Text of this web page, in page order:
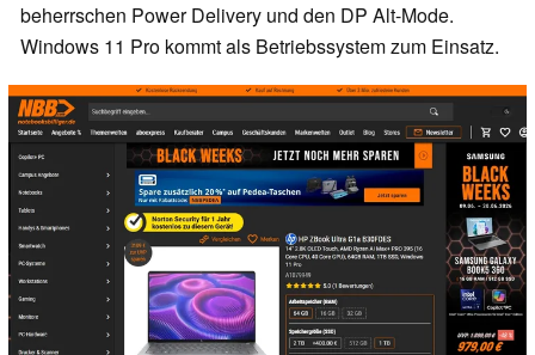
beherrschen Power Delivery und den DP Alt-Mode.
Windows 11 Pro kommt als Betriebssystem zum Einsatz.